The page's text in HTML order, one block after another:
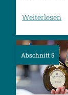
Weiterlesen
Abschnitt 5